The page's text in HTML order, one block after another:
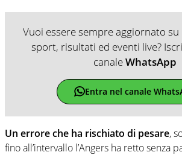
Vuoi essere sempre aggiornato
sport, risultati ed eventi live?
canaleWhatsApp
Entra nel canale
Un errore che ha rischiato di pesare,
fino all’intervallo l’Angers ha retto senza